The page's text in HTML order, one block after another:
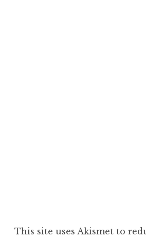
This site uses Akismet to